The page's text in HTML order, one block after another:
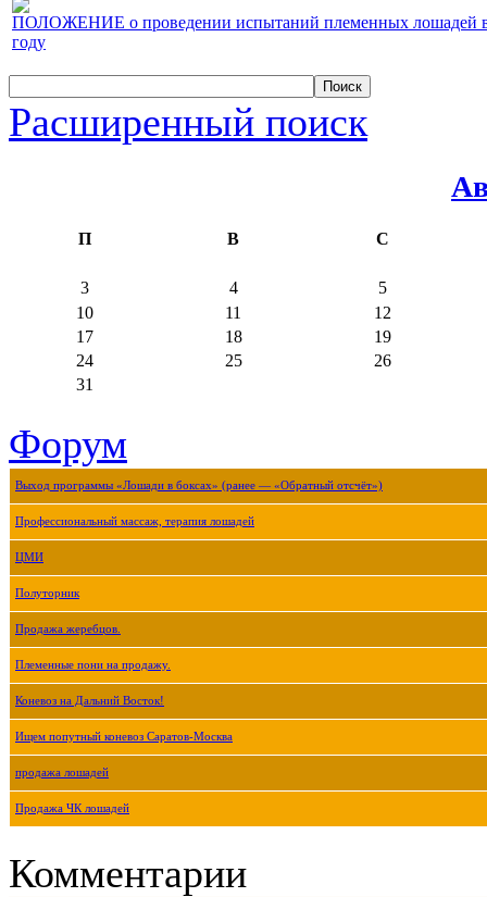
ПОЛОЖЕНИЕ о проведении испытаний племенных лошадей
году
Расширенный поиск
П В С
3 4
5
10
11
12
17
18
19
24
25
26
31
Форум
Выход программы «Лошади в боксах» (ранее — «Обратный отсчёт»)
Профессиональный массаж, терапия лошадей
ЦМИ
Полуторник
Продажа жеребцов.
Племенные пони на продажу.
Коневоз на Дальний Восток!
Ищем попутный коневоз Саратов-Москва
продажа лошадей
Продажа ЧК лошадей
Комментарии